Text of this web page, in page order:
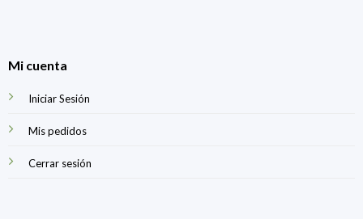
Mi cuenta
Iniciar Sesión
Mis pedidos
Cerrar sesión